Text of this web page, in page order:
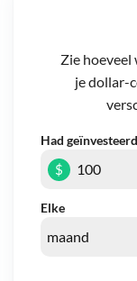
Zie hoeveel
je dollar-
Had geïnvesteerd
Elke
$